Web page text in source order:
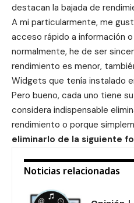
destacan la bajada de
A mi particularmente, me
acceso rápido a información
normalmente, he de ser
rendimiento es menor,
Widgets que tenía instalado
Pero bueno, cada uno tiene
considera indispensable
rendimiento o porque
eliminarlo de la siguiente
Noticias relacionadas